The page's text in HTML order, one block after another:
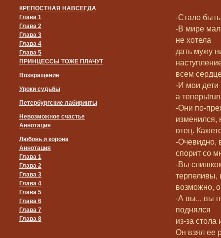
КРЕПОСТНАЯ НАВСЕГДА
Глава 1
Глава 2
Глава 3
Глава 4
Глава 5
ПРИНЦЕССЫ ТОЖЕ ПЛАЧУТ
Возвращение
Уроки судьбы
Петербургские лабиринты
Невозможное счастье
Аннотация
Любовь и корона
Аннотация
Глава 1
Глава 2
Глава 3
Глава 4
Глава 5
Глава 6
Глава 7
Глава 8
-Стало
-В мире
не хотела
дать мужу
всем
-И мои дети
а
-Они по-
изменился,
отец.
-Очевидно,
спорит со
-Вы
терпеливы,
возможно,
-А вы.., вы
поднялся
из-за
Он взял ее